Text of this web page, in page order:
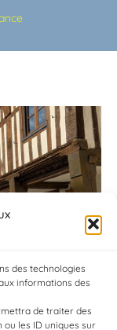
des technologies
informations des
de traiter des
les ID uniques sur